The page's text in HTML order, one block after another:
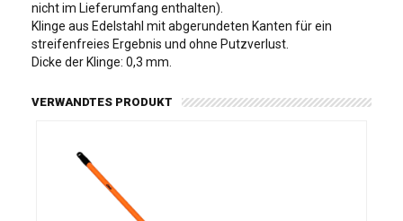
nicht im Lieferumfang enthalten).
Klinge aus Edelstahl mit abgerundeten Kanten für ein
streifenfreies Ergebnis und ohne Putzverlust.
Dicke der Klinge: 0,3 mm.
VERWANDTES PRODUKT